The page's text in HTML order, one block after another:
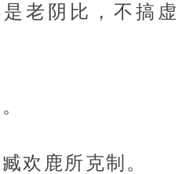
老阴比，不搞虚
欢鹿所克制。